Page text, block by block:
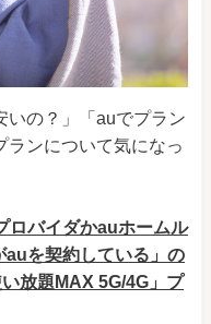
いの？」「auでプラン
ランについて気になっ
ロバイダかauホームル
auを契約している」の
放題MAX 5G/4G」プ